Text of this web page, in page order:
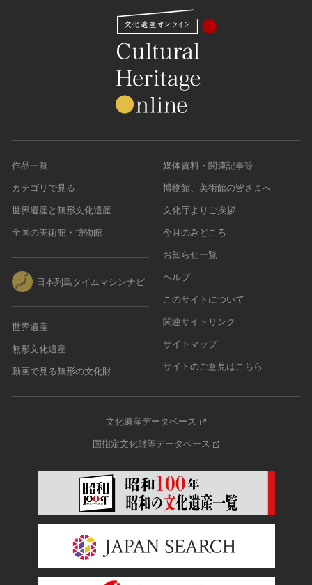
作品一覧
カテゴリで見る
世界遺産と無形文化遺産
全国の美術館・博物館
日本列島タイムマシンナビ
世界遺産
無形文化遺産
動画で見る無形の文化財
媒体資料・関連記事等
博物館、美術館の皆さまへ
文化庁よりご挨拶
今月のみどころ
お知らせ一覧
ヘルプ
このサイトについて
関連サイトリンク
サイトマップ
サイトのご意見はこちら
文化遺産データベース
国指定文化財等データベース